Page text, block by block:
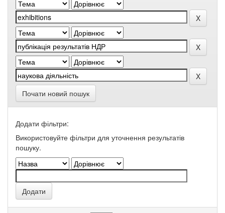
Почати новий пошук
Додати фільтри:
Використовуйте фільтри для уточнення результатів
пошуку.